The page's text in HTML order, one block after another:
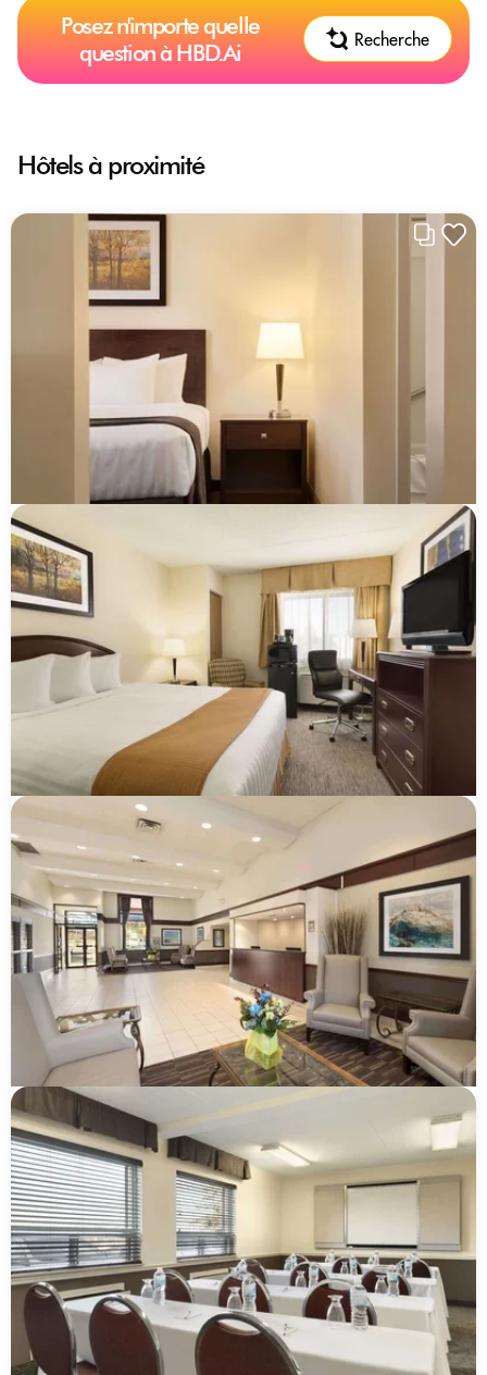
Posez n'importe quelle
question à HBD.Ai
Recherche
Hôtels à proximité